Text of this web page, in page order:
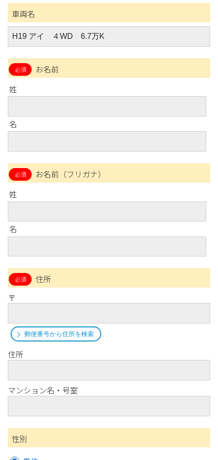
車両名
お名前
姓
名
お名前（フリガナ）
姓
名
住所
〒
郵便番号から住所を検索
住所
マンション名・号室
性別